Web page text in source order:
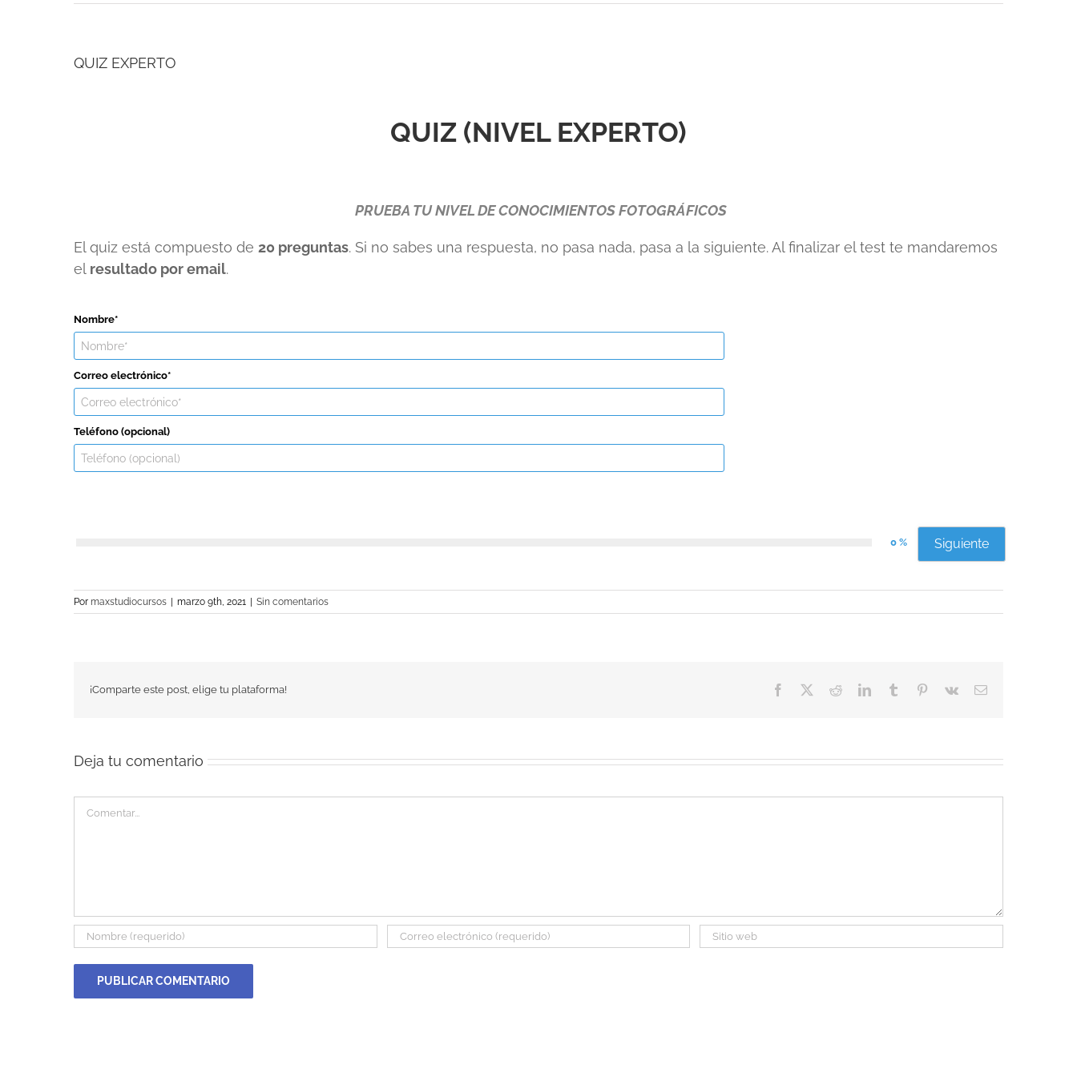
QUIZ EXPERTO
QUIZ (NIVEL EXPERTO)
PRUEBA TU NIVEL DE CONOCIMIENTOS FOTOGRÁFICOS
El quiz está compuesto de 20 preguntas. Si no sabes una respuesta, no pasa nada, pasa a la siguiente. Al finalizar el test te mandaremos
el resultado por email.
Nombre*
Correo electrónico*
Teléfono (opcional)
0 % Siguiente
Por maxstudiocursos marzo 9th, 2021 Sin comentarios
¡Comparte este post, elige tu plataforma! Facebook RedditLinkedInTumblr Pinterest
Vk
Correo
Deja tu comentario